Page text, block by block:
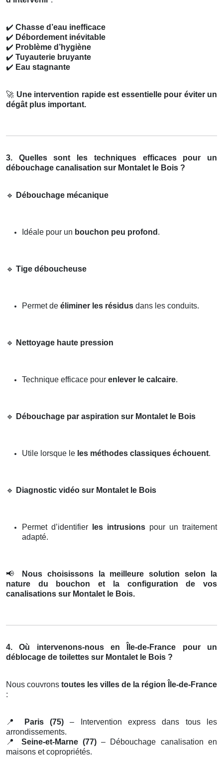
✔️ Chasse d’eau inefficace
✔️ Débordement inévitable
✔️ Problème d’hygiène
✔️ Tuyauterie bruyante
✔️ Eau stagnante
🚀 Une intervention rapide est essentielle pour éviter un
dégât plus important.
3. Quelles sont les techniques efficaces pour un
débouchage canalisation sur Montalet le Bois ?
🔹 Débouchage mécanique
Idéale pour un bouchon peu profond .
🔹 Tige déboucheuse
Permet de éliminer les résidus dans les conduits.
🔹 Nettoyage haute pression
Technique efficace pour enlever le calcaire.
🔹 Débouchage par aspiration sur Montalet le Bois
Utile lorsque le les méthodes classiques échouent.
🔹 Diagnostic vidéo sur Montalet le Bois
Permet d’identifier les intrusions pour un traitement
adapté.
📢
Nous choisissons la meilleure solution selon la
nature du bouchon et la configuration de vos
canalisations sur Montalet le Bois.
4. Où intervenons-nous en Île-de-France pour un
déblocage de toilettes sur Montalet le Bois ?
Nous couvrons toutes les villes de la région Île-de-France
:
📍 Paris (75) – Intervention express dans tous les
arrondissements.
📍
Seine-et-Marne (77)– Débouchage canalisation en
maisons et copropriétés.